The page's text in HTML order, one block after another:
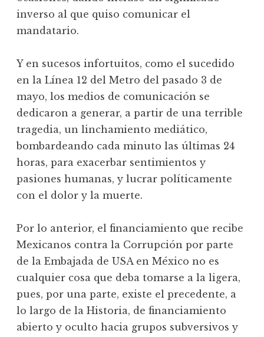
inverso al que quiso comunicar el
mandatario.
Y en sucesos infortuitos, como el sucedido
en la Línea 12 del Metro del pasado 3 de
mayo, los medios de comunicación se
dedicaron a generar, a partir de una terrible
tragedia, un linchamiento mediático,
bombardeando cada minuto las últimas 24
horas, para exacerbar sentimientos y
pasiones humanas, y lucrar políticamente
con el dolor y la muerte.
Por lo anterior, el financiamiento que recibe
Mexicanos contra la Corrupción por parte
de la Embajada de USA en México no es
cualquier cosa que deba tomarse a la ligera,
pues, por una parte, existe el precedente, a
lo largo de la Historia, de financiamiento
abierto y oculto hacia grupos subversivos y